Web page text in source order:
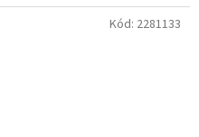
Kód: 2281133